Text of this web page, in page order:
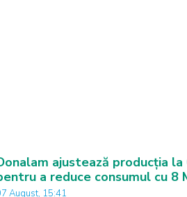
ajustează producția
a reduce consumul cu 8
August, 15:41